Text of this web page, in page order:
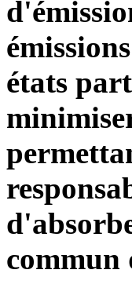
états
commun